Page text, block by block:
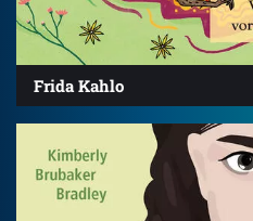
Frida Kahlo